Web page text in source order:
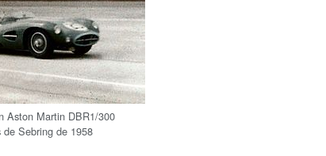
Aston Martin DBR1/300
Sebring de 1958